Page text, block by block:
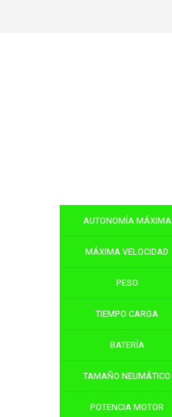
AUTONOMÍA MÁXIMA
MÁXIMA VELOCIDAD
PESO
TIEMPO CARGA
BATERÍA
TAMAÑO NEUMÁTICO
POTENCIA MOTOR